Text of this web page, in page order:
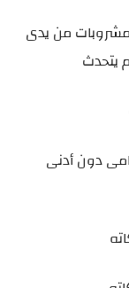
من يدى
يتحدث
دون أدنى